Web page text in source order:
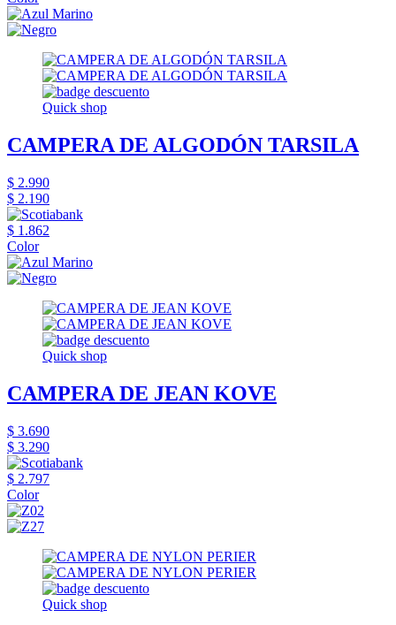
Quick shop
CAMPERA DE ALGODÓN TARSILA
$ 2.990
$ 2.190
$ 1.862
Color
Quick shop
CAMPERA DE JEAN KOVE
$ 3.690
$ 3.290
$ 2.797
Color
Quick shop